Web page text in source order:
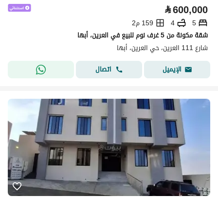
⃁600,000
5
4
159 م2
شقة مكونة من 5 غرف نوم للبيع في العرين، أبها
شارع 111 العرين، حي العرين، أبها
الإيميل
اتصال